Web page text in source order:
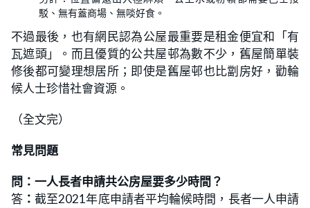
駁、無有蓋商場、無啖好食。
不過最後，也有網民認為公屋最重要是租金便宜和「有
瓦遮頭」。而且優質的公共屋邨為數不少，舊屋簡單裝
修後都可變理想居所；即使是舊屋邨也比劏房好，勸輪
候人士珍惜社會資源。
（全文完）
常見問題
問：一人長者申請共公房屋要多少時間？
答 ：截至2021年底申請者平均輪候時間，長者一人申請